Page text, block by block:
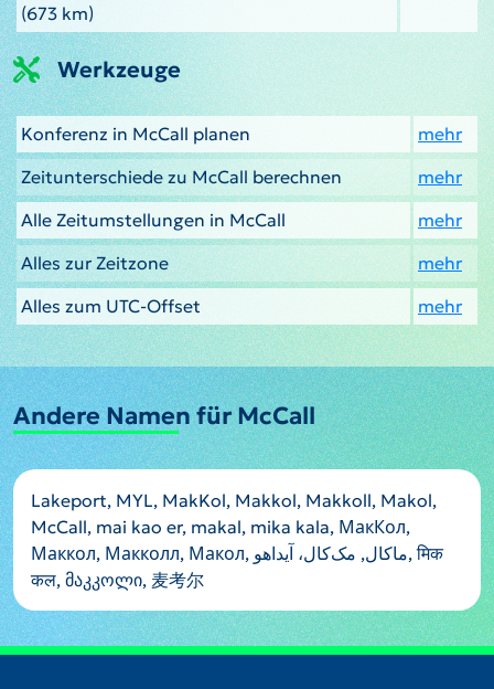
(673 km)
Werkzeuge
Konferenz in McCall planen
mehr
Zeitunterschiede zu McCall berechnen
mehr
Alle Zeitumstellungen in McCall
mehr
Alles zur Zeitzone
mehr
Alles zum UTC-Offset
mehr
Andere Namen für McCall
Lakeport, MYL, MakKol, Makkol, Makkoll, Makol,
McCall, mai kao er, makal, mika kala, МакКол,
Маккол, Макколл, Макол, ماكال, مک‌کال، آیداهو, मिक
कल, მაკკოლი, 麦考尔